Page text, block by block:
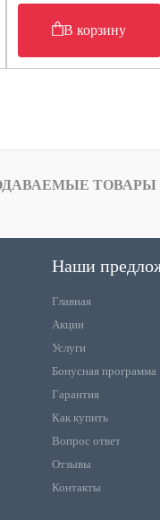
В корзину
ТОВАРЫ
Наши
Главная
Акции
Услуги
Бонусная программа
Гарантия
Как купить
Вопрос ответ
Отзывы
Контакты